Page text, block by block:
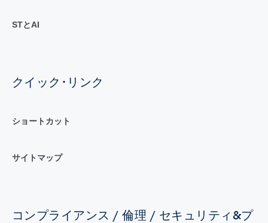
STとAI
クイック･リンク
ショートカット
サイトマップ
コンプライアンス / 倫理 / セキュリティ&プ